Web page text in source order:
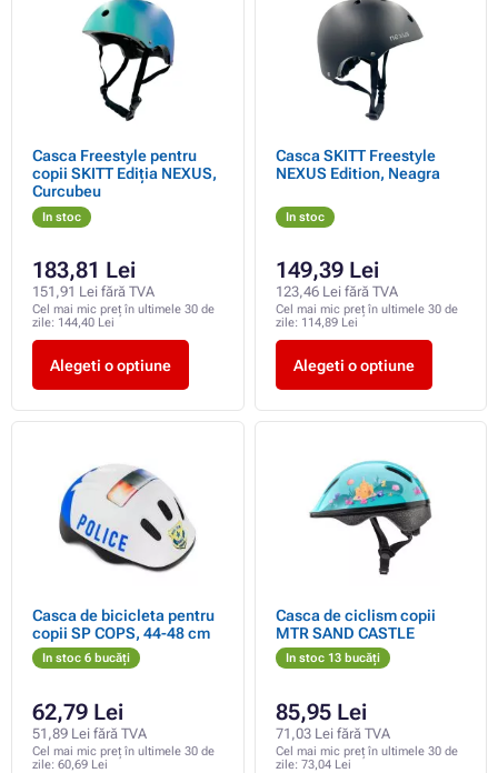
Casca Freestyle pentru
copii SKITT Ediția NEXUS,
Curcubeu
In stoc
183,81 Lei
151,91 Lei fără TVA
Cel mai mic preț în ultimele 30 de
zile: 144,40 Lei
Alegeti o optiune
Casca SKITT Freestyle
NEXUS Edition, Neagra
In stoc
149,39 Lei
123,46 Lei fără TVA
Cel mai mic preț în ultimele 30 de
zile: 114,89 Lei
Alegeti o optiune
Casca de bicicleta pentru
copii SP COPS, 44-48 cm
In stoc 6 bucăți
62,79 Lei
51,89 Lei fără TVA
Cel mai mic preț în ultimele 30 de
zile: 60,69 Lei
Casca de ciclism copii
MTR SAND CASTLE
In stoc 13 bucăți
85,95 Lei
71,03 Lei fără TVA
Cel mai mic preț în ultimele 30 de
zile: 73,04 Lei